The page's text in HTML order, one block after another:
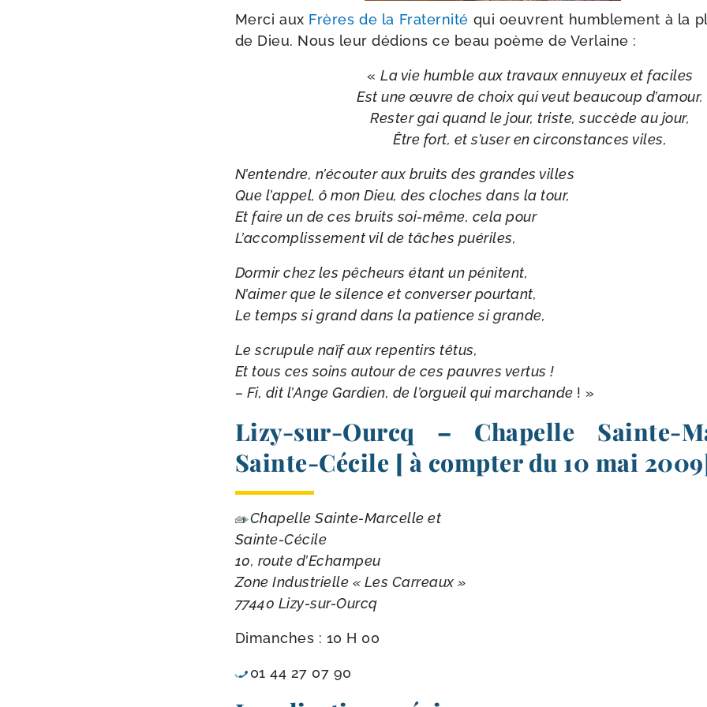
Merci aux Frères de la Fraternité qui oeuvrent hum­ble­ment à la
de Dieu. Nous leur dédions ce beau poème de Verlaine :
«La vie humble aux tra­vaux ennuyeux et faciles
Est une œuvre de choix qui veut beau­coup d’amour.
Rester gai quand le jour, triste, suc­cède au jour,
Être fort, et s’user en cir­cons­tances viles,
N’entendre, n’écouter aux bruits des grandes villes
Que l’appel, ô mon Dieu, des cloches dans la tour,
Et faire un de ces bruits soi-​même, cela pour
L’accomplissement vil de tâches puériles,
Dormir chez les pêcheurs étant un pénitent,
N’aimer que le silence et conver­ser pourtant,
Le temps si grand dans la patience si grande,
Le scru­pule naïf aux repen­tirs têtus,
Et tous ces soins autour de ces pauvres vertus !
– Fi, dit l’Ange Gardien, de l’orgueil qui mar­chande ! »
Lizy-​sur-​Ourcq – Chapelle Sainte-​
Sainte-​Cécile [ à compter du 10 mai
Chapelle Sainte-​Marcelle et
Sainte-Cécile
10, route d’Echampeu
Zone Industrielle « Les Carreaux »
77440 Lizy-sur-Ourcq
Dimanches : 10 H 00
01 44 27 07 90